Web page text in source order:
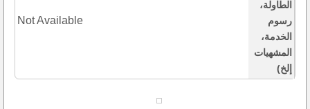
الطاولة،
رسوم
الخدمة،
المشهيات
إلخ)
Not Available